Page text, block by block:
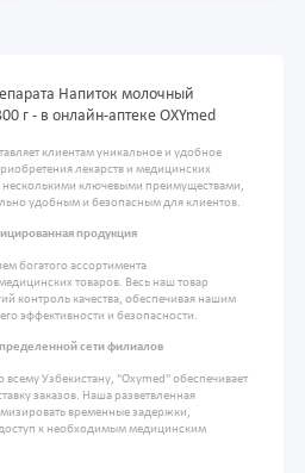
Напиток молочный
г - в онлайн-аптеке OXYmed
клиентам уникальное и удобное
лекарств и медицинских
несколькими ключевыми преимуществами,
удобным и безопасным для клиентов.
продукция
богатого ассортимента
товаров. Весь наш товар
контроль качества, обеспечивая нашим
эффективности и безопасности.
сети филиалов
Узбекистану, "Oxymed" обеспечивает
заказов. Наша разветвленная
временные задержки,
к необходимым медицинским